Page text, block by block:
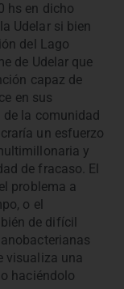
hs en dicho
Udelar si bien
del Lago
de Udelar que
capaz de
en sus
la comunidad
un esfuerzo
y
de fracaso. El
problema a
o el
de difícil
visualiza una
haciéndolo